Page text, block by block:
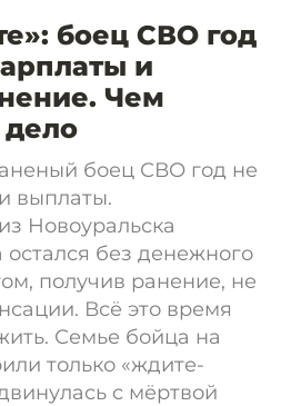
боец СВО год
и
Чем
дело
боец СВО год не
выплаты.
Новоуральска
без денежного
получив ранение, не
Всё это время
Семье бойца на
только «ждите-
с мёртвой